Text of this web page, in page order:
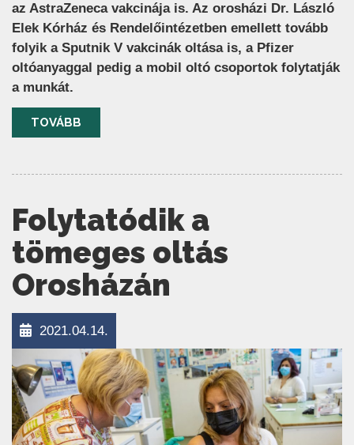
az AstraZeneca vakcinája is. Az orosházi Dr. László
Elek Kórház és Rendelőintézetben emellett tovább
folyik a Sputnik V vakcinák oltása is, a Pfizer
oltóanyaggal pedig a mobil oltó csoportok folytatják
a munkát.
TOVÁBB
Folytatódik a
tömeges oltás
Orosházán
2021.04.14.